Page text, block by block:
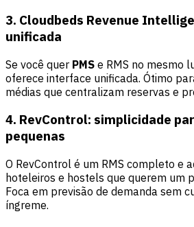
3. Cloudbeds Revenue
unificada
Se você quer PMS e RMS no mesmo
oferece interface unificada. Ótimo
médias que centralizam reservas e
4. RevControl: simplicidade
pequenas
O RevControl é um RMS completo e
hoteleiros e hostels que querem um
Foca em previsão de demanda sem
íngreme.